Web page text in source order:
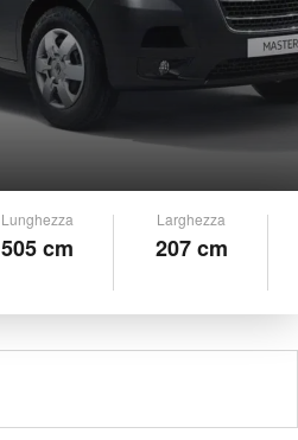
Lunghezza
505 cm
Larghezza
207 cm